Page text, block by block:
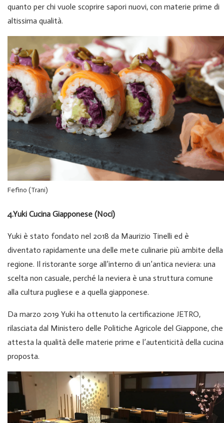
quanto per chi vuole scoprire sapori nuovi, con materie prime di
altissima qualità.
Fefino (Trani)
4.Yuki Cucina Giapponese (Noci)
Yuki è stato fondato nel 2018 da Maurizio Tinelli ed è
diventato rapidamente una delle mete culinarie più ambite della
regione. Il ristorante sorge all’interno di un’antica neviera: una
scelta non casuale, perché la neviera è una struttura comune
alla cultura pugliese e a quella giapponese.
Da marzo 2019 Yuki ha ottenuto la certificazione JETRO,
rilasciata dal Ministero delle Politiche Agricole del Giappone, che
attesta la qualità delle materie prime e l’autenticità della cucina
proposta.